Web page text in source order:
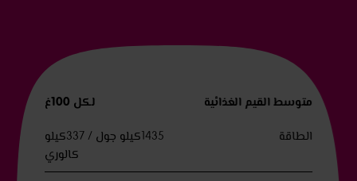
متوسط القيم الغذائية لكل 100غ
الطاقة
1435كيلو جول / 337كيلو
كالوري